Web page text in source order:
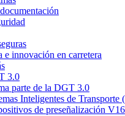
e innovación en carretera
3.0
parte de la DGT 3.0
Inteligentes de Transporte
de preseñalización V16